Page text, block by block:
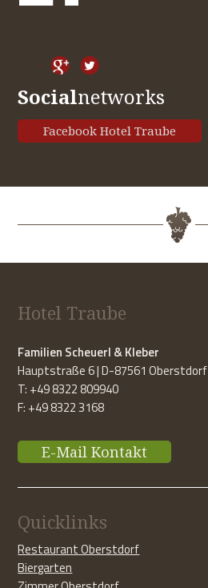
Socialnetworks
Facebook Hotel Traube
Hotel Traube
Familien Scheuerl & Kleber
Hauptstraße 6 | D-87561 Oberstdorf
T: +49 8322 809940
F: +49 8322 3168
E-Mail Kontakt
Quicklinks
Restaurant Oberstdorf
Biergarten